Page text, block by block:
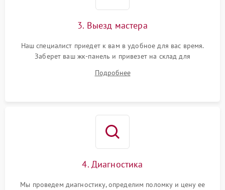
3. Выезд мастера
Наш специалист приедет к вам в удобное для вас время.
Заберет ваш жк-панель и привезет на склад для
Подробнее
4. Диагностика
Мы проведем диагностику, определим поломку и цену ее